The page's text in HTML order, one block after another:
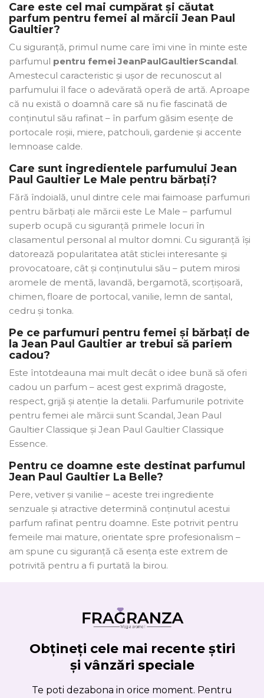
Care este cel mai cumpărat și căutat
parfum pentru femei al mărcii Jean Paul
Gaultier?
Cu siguranță, primul nume care îmi vine în minte este
parfumul pentru femei JeanPaulGaultierScandal.
Amestecul caracteristic și ușor de recunoscut al
parfumului îl face o adevărată operă de artă. Aproape
că nu există o doamnă care să nu fie fascinată de
conținutul său rafinat – în parfum găsim esențe de
portocale roșii, miere, patchouli, gardenie și accente
lemnoase calde.
Care sunt ingredientele parfumului Jean
Paul Gaultier Le Male pentru bărbați?
Fără îndoială, unul dintre cele mai faimoase parfumuri
pentru bărbați ale mărcii este Le Male – parfumul
superb ocupă cu siguranță primele locuri în
clasamentul personal al multor domni. Cu siguranță își
datorează popularitatea atât sticlei interesante și
provocatoare, cât și conținutului său – putem mirosi
aromele de mentă, lavandă, bergamotă, scorțișoară,
chimen, floare de portocal, vanilie, lemn de santal,
cedru și tonka.
Pe ce parfumuri pentru femei și bărbați de
la Jean Paul Gaultier ar trebui să pariem
cadou?
Este întotdeauna mai mult decât o idee bună să oferi
cadou un parfum – acest gest exprimă dragoste,
respect, grijă și atenție la detalii. Parfumurile potrivite
pentru femei ale mărcii sunt Scandal, Jean Paul
Gaultier Classique și Jean Paul Gaultier Classique
Essence.
Pentru ce doamne este destinat parfumul
Jean Paul Gaultier La Belle?
Pere, vetiver și vanilie – aceste trei ingrediente
senzuale și atractive determină conținutul acestui
parfum rafinat pentru doamne. Este potrivit pentru
femeile mai mature, orientate spre profesionalism –
am spune cu siguranță că esența este extrem de
potrivită pentru a fi purtată la birou.
Obțineți cele mai recente știri
și vânzări speciale
Te poti dezabona in orice moment. Pentru